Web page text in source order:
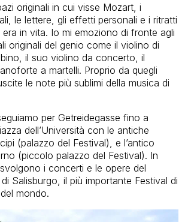
originali in cui visse Mozart, i
le lettere, gli effetti personali e i ritratti
in vita. Io mi emoziono di fronte agli
originali del genio come il violino di
il suo violino da concerto, il
a martelli. Proprio da quegli
le note più sublimi della musica di
per Getreidegasse fino a
dell’Università con le antiche
(palazzo del Festival), e l’antico
(piccolo palazzo del Festival). In
i concerti e le opere del
Salisburgo, il più importante Festival di
mondo.